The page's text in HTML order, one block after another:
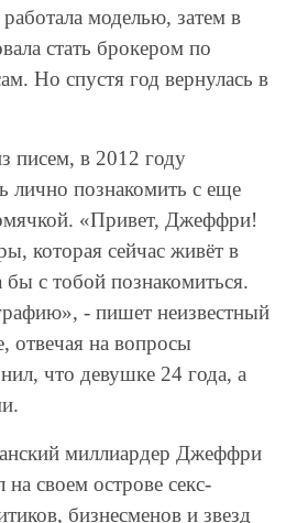
моделью, затем в
стать брокером по
Но спустя год вернулась в
писем, в 2012 году
лично познакомить с еще
«Привет, Джеффри!
которая сейчас живёт в
с тобой познакомиться.
- пишет неизвестный
отвечая на вопросы
что девушке 24 года, а
миллиардер Джеффри
своем острове секс-
бизнесменов и звезд